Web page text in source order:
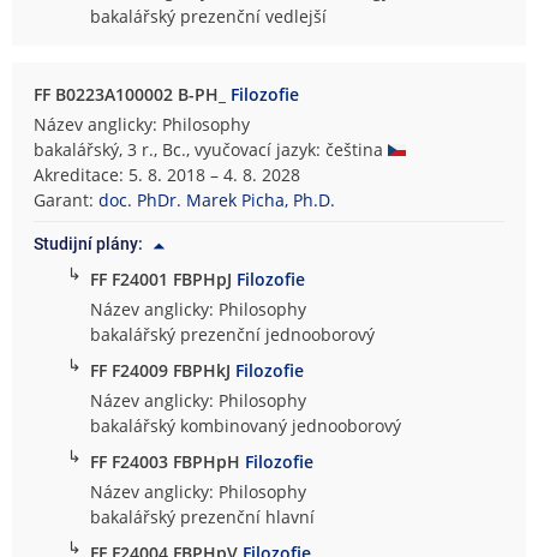
bakalářský prezenční vedlejší
FF B0223A100002 B-PH_ Filozofie
Název anglicky: Philosophy
bakalářský, 3 r., Bc., vyučovací jazyk: čeština
Akreditace: 5. 8. 2018 – 4. 8. 2028
Garant:doc. PhDr. Marek Picha, Ph.D.
Studijní plány:
↳ FF F24001 FBPHpJ Filozofie
Název anglicky: Philosophy
bakalářský prezenční jednooborový
↳ FF F24009 FBPHkJ Filozofie
Název anglicky: Philosophy
bakalářský kombinovaný jednooborový
↳ FF F24003 FBPHpH Filozofie
Název anglicky: Philosophy
bakalářský prezenční hlavní
↳